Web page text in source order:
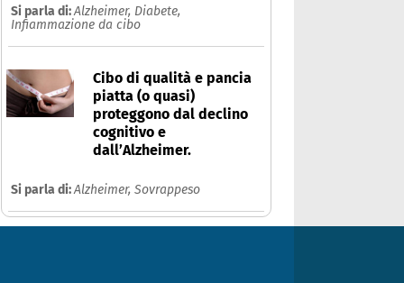
Si parla di:Alzheimer, Diabete,
Infiammazione da cibo
Cibo di qualità e pancia
piatta (o quasi)
proteggono dal declino
cognitivo e
dall’Alzheimer.
Si parla di:Alzheimer, Sovrappeso